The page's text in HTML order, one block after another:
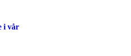
i vår